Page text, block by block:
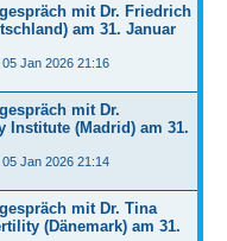
mit Dr. Friedrich
am 31. Januar
05 Jan 2026 21:16
mit Dr.
Institute (Madrid) am 31.
05 Jan 2026 21:14
mit Dr. Tina
(Dänemark) am 31.